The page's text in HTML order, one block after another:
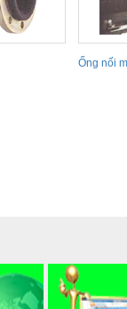
Ống nối